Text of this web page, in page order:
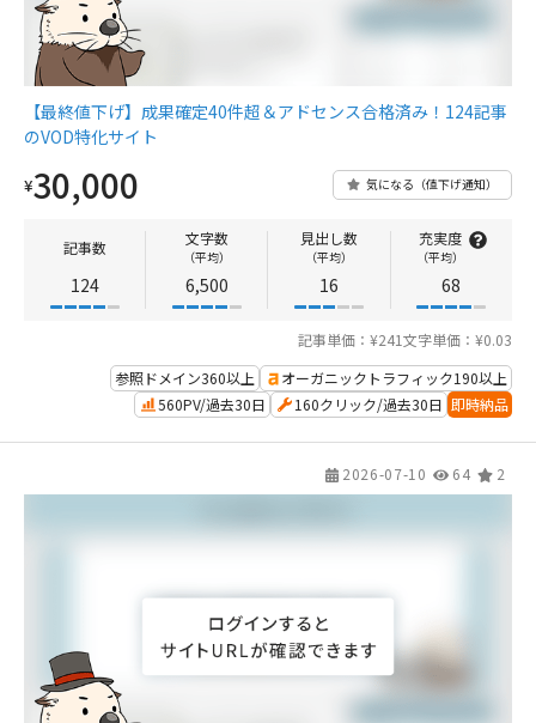
【最終値下げ】成果確定40件超＆アドセンス合格済み！124記事
のVOD特化サイト
¥30,000 気になる（値下げ通知）
記事数
124
文字数
（平均）
6,500
見出し数
（平均）
16
充実度
（平均）
68
記事単価：¥241文字単価：¥0.03
参照ドメイン360以上
オーガニックトラフィック190以上
560PV/過去30日
160クリック/過去30日 即時納品
2026-07-10 64 2